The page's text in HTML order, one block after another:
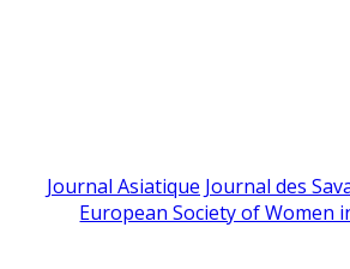
Journal Asiatique Journal des
European Society of Women